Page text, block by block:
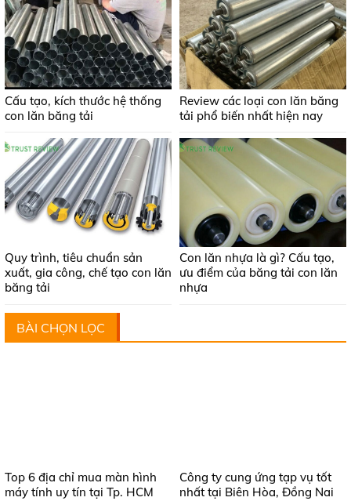
Cấu tạo, kích thước hệ thống
con lăn băng tải
Review các loại con lăn băng
tải phổ biến nhất hiện nay
Quy trình, tiêu chuẩn sản
xuất, gia công, chế tạo con lăn
băng tải
Con lăn nhựa là gì? Cấu tạo,
ưu điểm của băng tải con lăn
nhựa
BÀI CHỌN LỌC
Top 6 địa chỉ mua màn hình
máy tính uy tín tại Tp. HCM
Công ty cung ứng tạp vụ tốt
nhất tại Biên Hòa, Đồng Nai